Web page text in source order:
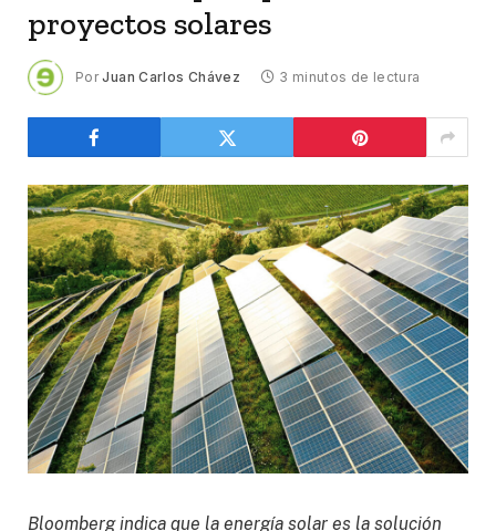
proyectos solares
Por Juan Carlos Chávez 3 minutos de lectura
Bloomberg indica que la energía solar es la solución